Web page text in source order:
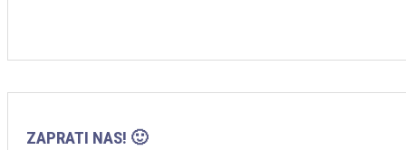
ZAPRATI NAS! 🙂